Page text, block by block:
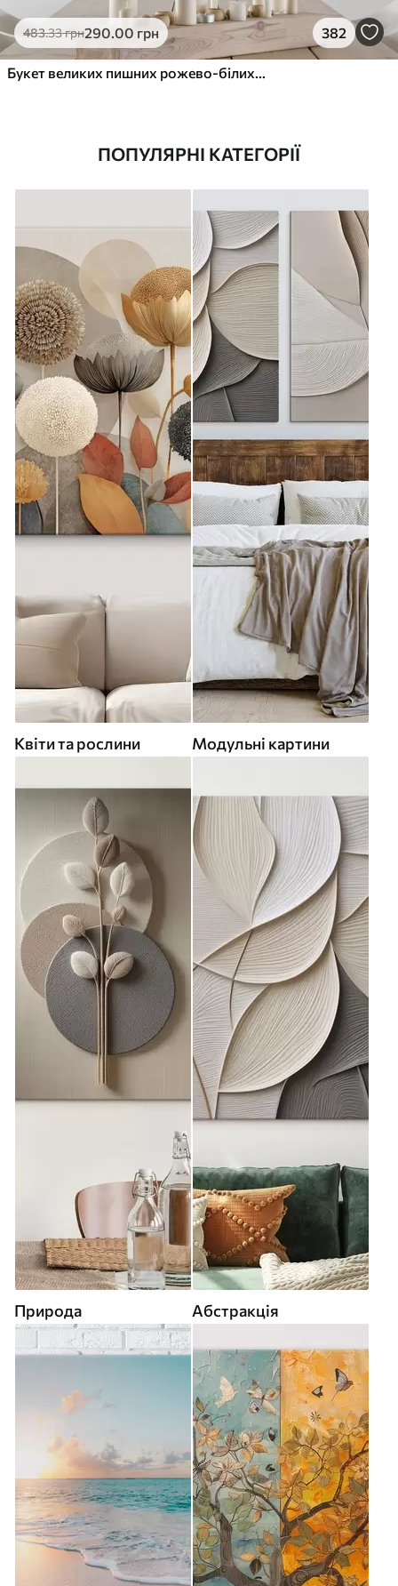
483.33грн290.00 грн 382
Букет великих пишних рожево-білих квітів півонії із зеленим листям на м’якому розмитому фоні
ПОПУЛЯРНІ КАТЕГОРІЇ
Квіти та рослини Модульні картини
Природа Абстракція